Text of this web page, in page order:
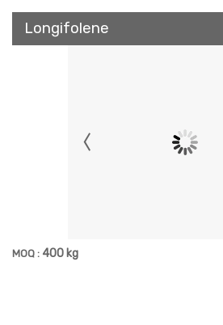
Longifolene
MOQ : 400 kg